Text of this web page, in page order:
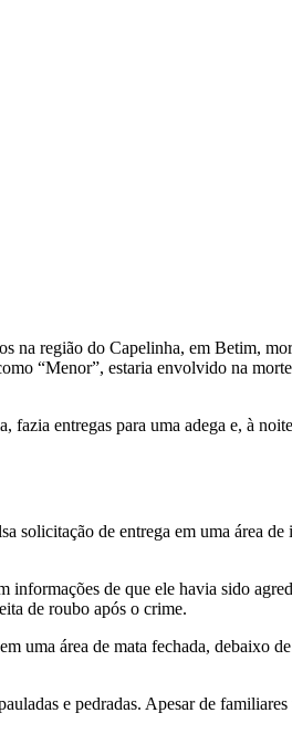
região do Capelinha, em Betim,
“Menor”, estaria envolvido na
entregas para uma adega e, à
solicitação de entrega em uma área
de que ele havia sido
de roubo após o crime.
área de mata fechada, debaixo
e pedradas. Apesar de